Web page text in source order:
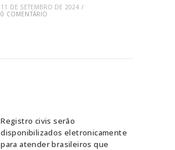
11 DE SETEMBRO DE 2024 /
0 COMENTÁRIO
Registro civis serão
disponibilizados eletronicamente
para atender brasileiros que